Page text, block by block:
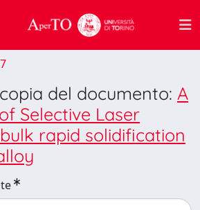
del documento: A
Selective Laser
rapid solidification